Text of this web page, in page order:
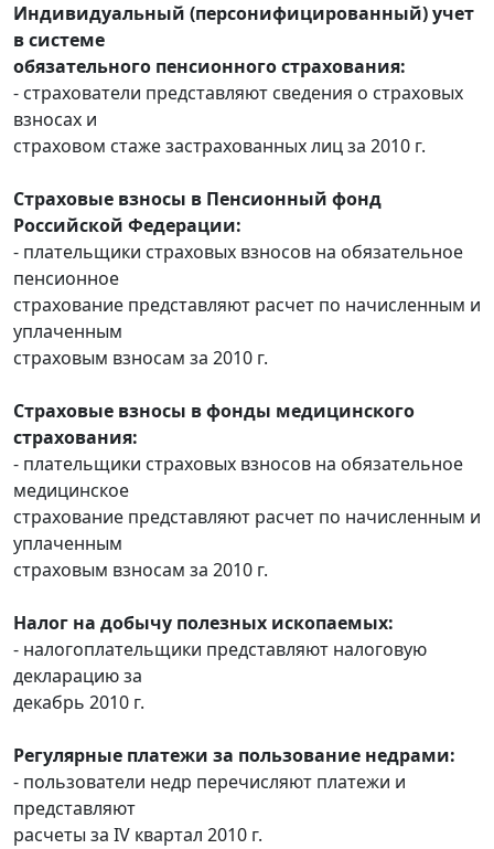
Индивидуальный (персонифицированный) учет
в системе
обязательного пенсионного страхования:
- страхователи представляют сведения о страховых
взносах и
страховом стаже застрахованных лиц за 2010 г.
Страховые взносы в Пенсионный фонд
Российской Федерации:
- плательщики страховых взносов на обязательное
пенсионное
страхование представляют расчет по начисленным и
уплаченным
страховым взносам за 2010 г.
Страховые взносы в фонды медицинского
страхования:
- плательщики страховых взносов на обязательное
медицинское
страхование представляют расчет по начисленным и
уплаченным
страховым взносам за 2010 г.
Налог на добычу полезных ископаемых:
- налогоплательщики представляют налоговую
декларацию за
декабрь 2010 г.
Регулярные платежи за пользование недрами:
- пользователи недр перечисляют платежи и
представляют
расчеты за IV квартал 2010 г.